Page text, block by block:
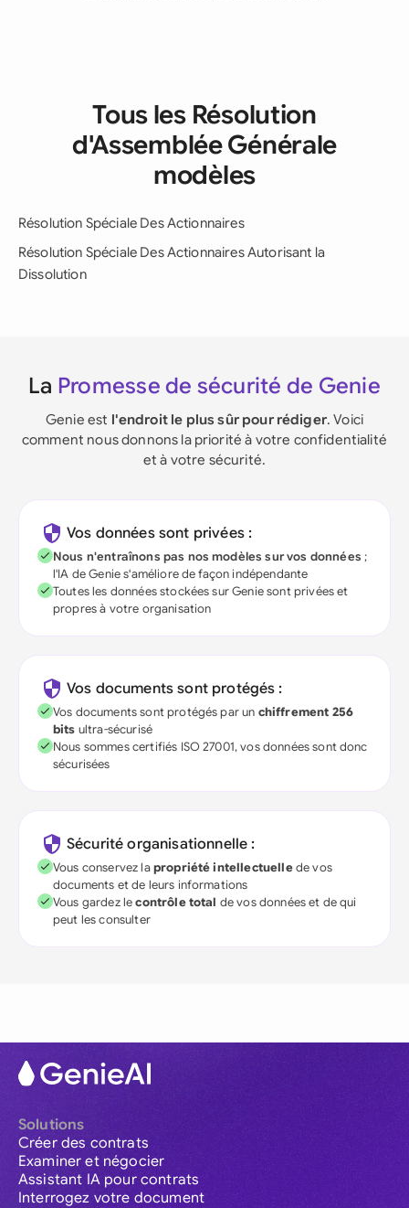
Tous les Résolution
d'Assemblée Générale
modèles
Résolution Spéciale Des Actionnaires
Résolution Spéciale Des Actionnaires Autorisant la
Dissolution
La Promesse de sécurité de Genie
Genie est l'endroit le plus sûr pour rédiger. Voici
comment nous donnons la priorité à votre confidentialité
et à votre sécurité.
Vos données sont privées :
Nous n'entraînons pas nos modèles sur vos données ;
l'IA de Genie s'améliore de façon indépendante
Toutes les données stockées sur Genie sont privées et
propres à votre organisation
Vos documents sont protégés :
Vos documents sont protégés par un chiffrement 256
bits ultra-sécurisé
Nous sommes certifiés ISO 27001, vos données sont donc
sécurisées
Sécurité organisationnelle :
Vous conservez lapropriété intellectuellede vos
documents et de leurs informations
Vous gardez lecontrôle total de vos données et de qui
peut les consulter
Solutions
Créer des contrats
Examiner et négocier
Assistant IA pour contrats
Interrogez votre document